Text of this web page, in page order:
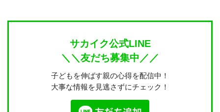
サカイク公式LINE
＼＼友だち募集中／／
子どもを伸ばす親の心得を配信中！
大事な情報を見逃さずにチェック！